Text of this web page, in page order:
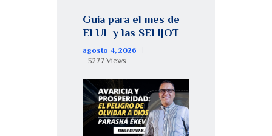
Guía para el mes de
ELUL y las SELIJOT
agosto 4, 2026
5277 Views